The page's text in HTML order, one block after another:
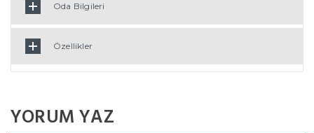
Oda Bilgileri
Özellikler
YORUM YAZ